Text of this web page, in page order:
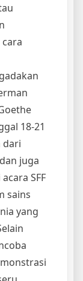
18-21
dari
juga
SFF
sains
yang